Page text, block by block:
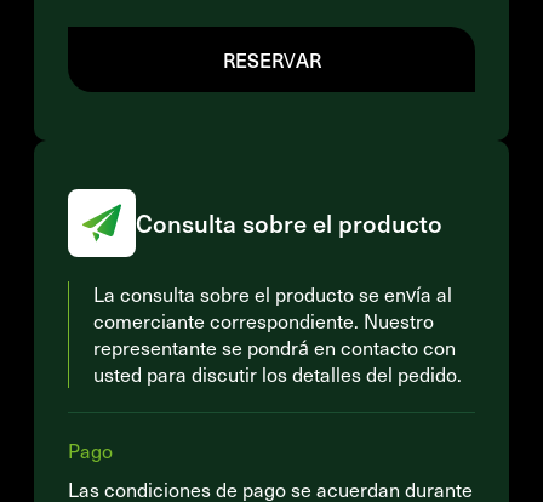
RESERVAR
Consulta sobre el producto
La consulta sobre el producto se envía al
comerciante correspondiente. Nuestro
representante se pondrá en contacto con
usted para discutir los detalles del pedido.
Pago
Las condiciones de pago se acuerdan durante